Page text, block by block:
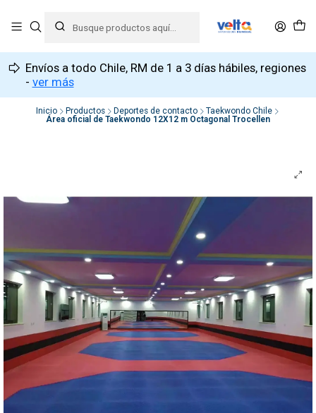
Envíos a todo Chile, RM de 1 a 3 días hábiles, regiones
- ver más
Inicio Productos Deportes de contacto
Taekwondo Chile
Área oficial de Taekwondo 12X12 m Octagonal Trocellen